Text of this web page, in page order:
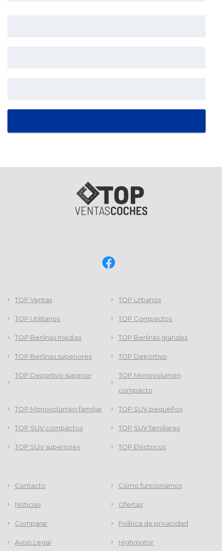
TOP Ventas TOP Urbanos
TOP Utilitarios TOP Compactos
TOP Berlinas medias TOP Berlinas grandes
TOP Berlinas superiores TOP Deportivo
TOP Deportivo superior
TOP Monovolumen
compacto
TOP Monovolumen familiar TOP SUV pequeños
TOP SUV compactos TOP SUV familiares
TOP SUV superiores TOP Eléctricos
Contacto Cómo funcionamos
Noticias Ofertas
Comparar Política de privacidad
Aviso Legal Highmotor